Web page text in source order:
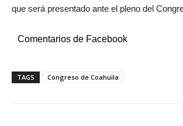
que será presentado ante el pleno del
Comentarios de Facebook
TAGS Congreso de Coahuila